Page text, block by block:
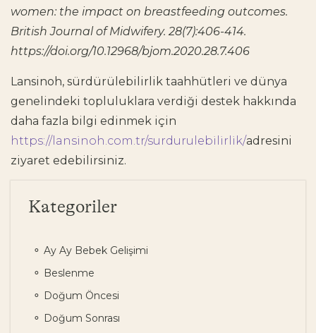
women: the impact on breastfeeding outcomes.
British Journal of Midwifery. 28(7):406-414.
https://doi.org/10.12968/bjom.2020.28.7.406
Lansinoh, sürdürülebilirlik taahhütleri ve dünya
genelindeki topluluklara verdiği destek hakkında
daha fazla bilgi edinmek için
https://lansinoh.com.tr/surdurulebilirlik/adresini
ziyaret edebilirsiniz.
Kategoriler
Ay Ay Bebek Gelişimi
Beslenme
Doğum Öncesi
Doğum Sonrası